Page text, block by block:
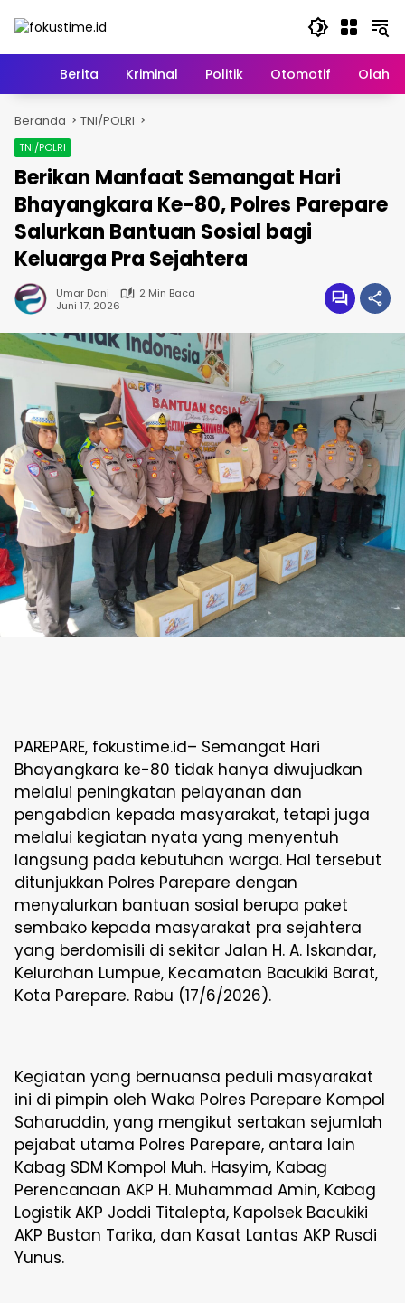
HomeBerita Kriminal Politik Otomotif
Beranda TNI/POLRI
TNI/POLRI
Berikan Manfaat Semangat Hari
Bhayangkara Ke-80, Polres Parepare
Salurkan Bantuan Sosial bagi
Keluarga Pra Sejahtera
Umar Dani
2 Min Baca
Juni 17, 2026
PAREPARE, fokustime.id– Semangat Hari
Bhayangkara ke-80 tidak hanya diwujudkan
melalui peningkatan pelayanan dan
pengabdian kepada masyarakat, tetapi juga
melalui kegiatan nyata yang menyentuh
langsung pada kebutuhan warga. Hal tersebut
ditunjukkan Polres Parepare dengan
menyalurkan bantuan sosial berupa paket
sembako kepada masyarakat pra sejahtera
yang berdomisili di sekitar Jalan H. A. Iskandar,
Kelurahan Lumpue, Kecamatan Bacukiki Barat,
Kota Parepare. Rabu (17/6/2026).
Kegiatan yang bernuansa peduli masyarakat
ini di pimpin oleh Waka Polres Parepare Kompol
Saharuddin, yang mengikut sertakan sejumlah
pejabat utama Polres Parepare, antara lain
Kabag SDM Kompol Muh. Hasyim, Kabag
Perencanaan AKP H. Muhammad Amin, Kabag
Logistik AKP Joddi Titalepta, Kapolsek Bacukiki
AKP Bustan Tarika, dan Kasat Lantas AKP Rusdi
Yunus.